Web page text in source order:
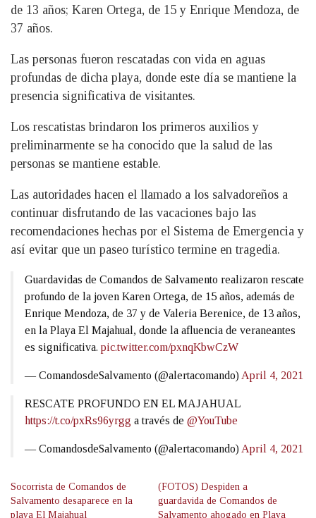
de 13 años; Karen Ortega, de 15 y Enrique Mendoza, de
37 años.
Las personas fueron rescatadas con vida en aguas
profundas de dicha playa, donde este día se mantiene la
presencia significativa de visitantes.
Los rescatistas brindaron los primeros auxilios y
preliminarmente se ha conocido que la salud de las
personas se mantiene estable.
Las autoridades hacen el llamado a los salvadoreños a
continuar disfrutando de las vacaciones bajo las
recomendaciones hechas por el Sistema de Emergencia y
así evitar que un paseo turístico termine en tragedia.
Guardavidas de Comandos de Salvamento realizaron rescate
profundo de la joven Karen Ortega, de 15 años, además de
Enrique Mendoza, de 37 y de Valeria Berenice, de 13 años,
en la Playa El Majahual, donde la afluencia de veraneantes
es significativa. pic.twitter.com/pxnqKbwCzW
— ComandosdeSalvamento (@alertacomando) April 4, 2021
RESCATE PROFUNDO EN EL MAJAHUAL
https://t.co/pxRs96yrgg a través de @YouTube
— ComandosdeSalvamento (@alertacomando) April 4, 2021
Socorrista de Comandos de
Salvamento desaparece en la
playa El Majahual
(FOTOS) Despiden a
guardavida de Comandos de
Salvamento ahogado en Playa